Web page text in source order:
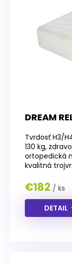
DREAM
Tvrdosť H3/
130 kg,
ortopedická
kvalitná
€182 / ks
DETAIL